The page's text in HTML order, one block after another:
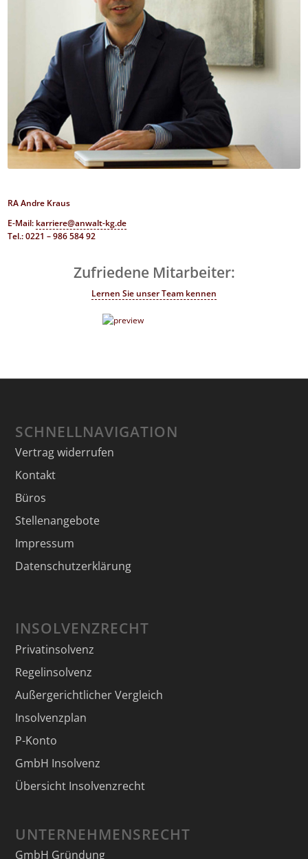
RA Andre Kraus
E-Mail: karriere@anwalt-kg.de
Tel.: 0221 – 986 584 92
Zufriedene Mitarbeiter:
Lernen Sie unser Team kennen
SCHNELLNAVIGATION
Vertrag widerrufen
Kontakt
Büros
Stellenangebote
Impressum
Datenschutzerklärung
INSOLVENZRECHT
Privatinsolvenz
Regelinsolvenz
Außergerichtlicher Vergleich
Insolvenzplan
P-Konto
GmbH Insolvenz
Übersicht Insolvenzrecht
UNTERNEHMENSRECHT
GmbH Gründung